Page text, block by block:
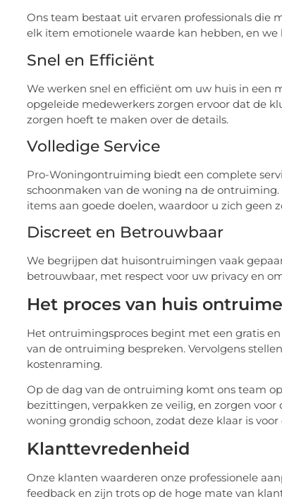
Ons team bestaat uit ervaren professionals
elk item emotionele waarde kan hebben, en
Snel en Efficiënt
We werken snel en efficiënt om uw huis in een
opgeleide medewerkers zorgen ervoor dat de
zorgen hoeft te maken over de details.
Volledige Service
Pro-Woningontruiming biedt een complete
schoonmaken van de woning na de
items aan goede doelen, waardoor u zich
Discreet en Betrouwbaar
We begrijpen dat huisontruimingen vaak
betrouwbaar, met respect voor uw privacy en
Het proces van huis
Het ontruimingsproces begint met een gratis
van de ontruiming bespreken. Vervolgens
kostenraming.
Op de dag van de ontruiming komt ons team
bezittingen, verpakken ze veilig, en zorgen
woning grondig schoon, zodat deze klaar is
Klanttevredenheid
Onze klanten waarderen onze professionele
feedback en zijn trots op de hoge mate van